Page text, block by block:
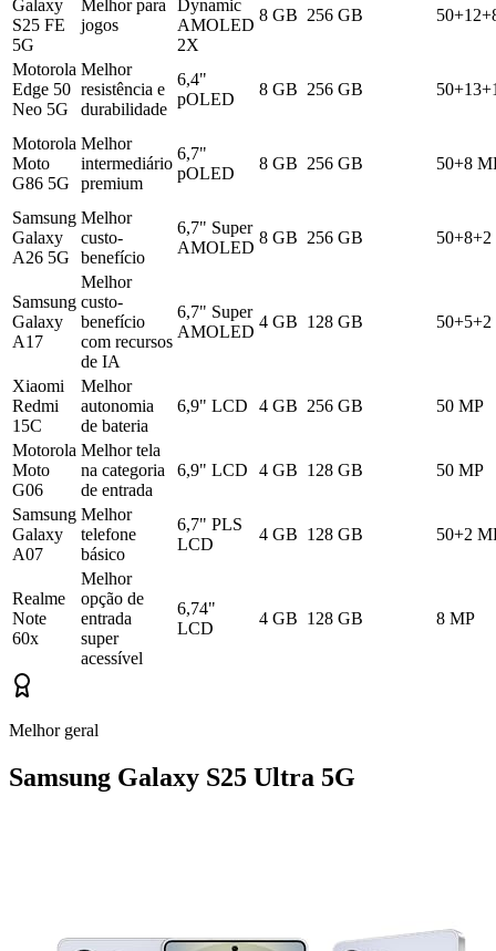
Galaxy
S25 FE
5G
Melhor para
jogos
Dynamic
AMOLED
2X
8 GB 256 GB
Motorola
Edge 50
Neo 5G
Melhor
resistência e
durabilidade
6,4"
pOLED
8 GB 256 GB
Motorola
Moto
G86 5G
Melhor
intermediário
premium
6,7"
pOLED
8 GB 256 GB 50+8
Samsung
Galaxy
A26 5G
Melhor
custo-
benefício
6,7" Super
AMOLED
8 GB 256 GB 50+8+2
Samsung
Galaxy
A17
Melhor
custo-
benefício
com recursos
de IA
6,7" Super
AMOLED
4 GB 128 GB 50+5+2
Xiaomi
Redmi
15C
Melhor
autonomia
de bateria
6,9" LCD 4 GB 256 GB 50 MP
Motorola
Moto
G06
Melhor tela
na categoria
de entrada
6,9" LCD 4 GB 128 GB 50 MP
Samsung
Galaxy
A07
Melhor
telefone
básico
6,7" PLS
LCD
4 GB 128 GB 50+2
Realme
Note
60x
Melhor
opção de
entrada
super
acessível
6,74"
LCD
4 GB 128 GB 8 MP
Melhor geral
Samsung Galaxy S25 Ultra 5G